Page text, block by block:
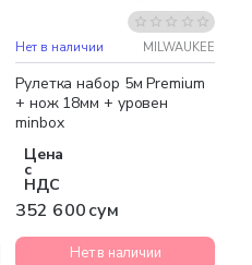
Нет в наличии MILWAUKEE
Рулетка набор 5м Premium
+ нож 18мм + уровен
minbox
Цена
с
НДС
352 600 сум
Нет в наличии